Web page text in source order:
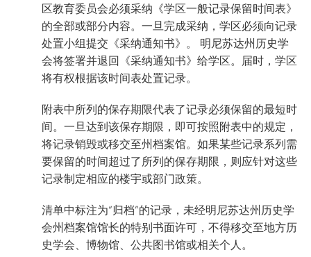
区教育委员会必须采纳《学区一般记录保留时间表》
的全部或部分内容。一旦完成采纳，学区必须向记录
处置小组提交《采纳通知书》。 明尼苏达州历史学
会将签署并退回《采纳通知书》给学区。届时，学区
将有权根据该时间表处置记录。
附表中所列的保存期限代表了记录必须保留的最短时
间。一旦达到该保存期限，即可按照附表中的规定，
将记录销毁或移交至州档案馆。如果某些记录系列需
要保留的时间超过了所列的保存期限，则应针对这些
记录制定相应的楼宇或部门政策。
清单中标注为“归档”的记录，未经明尼苏达州历史学
会州档案馆馆长的特别书面许可，不得移交至地方历
史学会、博物馆、公共图书馆或相关个人。